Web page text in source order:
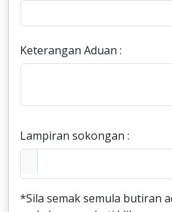
Keterangan Aduan :
Lampiran sokongan :
*Sila semak semula butiran